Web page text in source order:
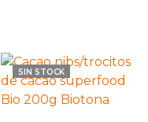
SIN STOCK